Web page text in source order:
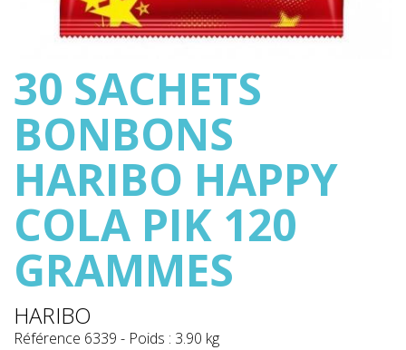
30 SACHETS
BONBONS
HARIBO HAPPY
COLA PIK 120
GRAMMES
HARIBO
Référence 6339 - Poids : 3.90 kg